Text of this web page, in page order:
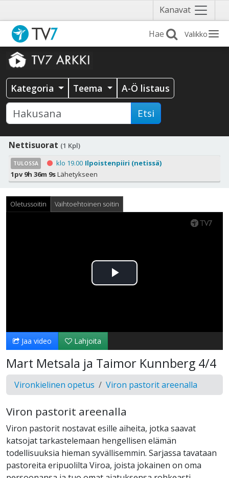
Kanavat Näytä
valikko
Valikko
Kategoria Teema A-Ö listaus
Etsi
Nettisuorat (1 Kpl)
TULOSSA klo 19.00 Ilpoistenpiiri (netissä)
1pv 9h 36m 7sLähetykseen
Oletussoitin Vaihtoehtoinen soitin
Toista
Jaa video Lahjoita
Mart Metsala ja Taimor Kunnberg 4/4
Vironkielinen opetus Viron pastorit areenalla
Viron pastorit areenalla
Viron pastorit nostavat esille aiheita, jotka saavat
katsojat tarkastelemaan hengellisen elämän
todellisuuksia hieman syvällisemmin. Sarjassa tavataan
pastoreita eripuolilta Viroa, joista jokainen on oma